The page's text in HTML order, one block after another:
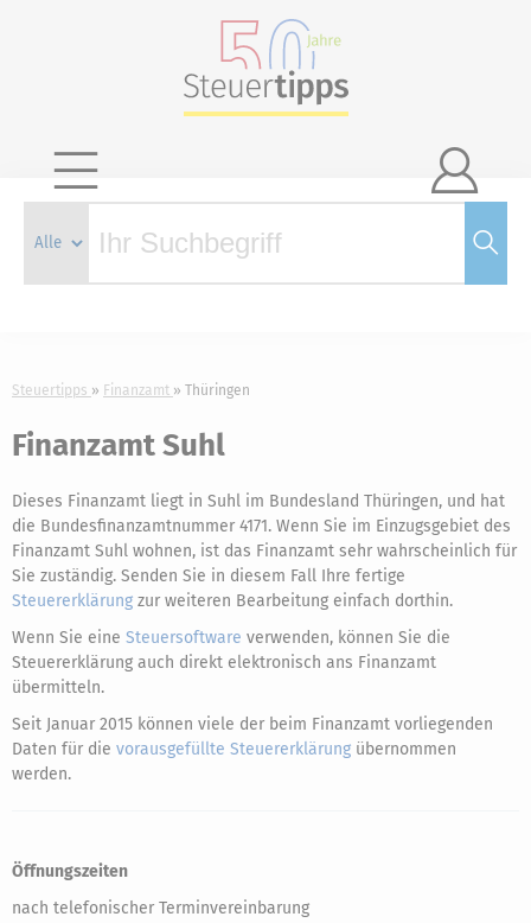

Steuertipps Finanzamt Thüringen
Finanzamt Suhl
Dieses Finanzamt liegt in Suhl im Bundesland Thüringen, und hat
die Bundesfinanzamtnummer 4171. Wenn Sie im Einzugsgebiet des
Finanzamt Suhl wohnen, ist das Finanzamt sehr wahrscheinlich für
Sie zuständig. Senden Sie in diesem Fall Ihre fertige
Steuererklärung zur weiteren Bearbeitung einfach dorthin.
Wenn Sie eine Steuersoftware verwenden, können Sie die
Steuererklärung auch direkt elektronisch ans Finanzamt
übermitteln.
Seit Januar 2015 können viele der beim Finanzamt vorliegenden
Daten für die vorausgefüllte Steuererklärung übernommen
werden.
Öffnungszeiten
nach telefonischer Terminvereinbarung